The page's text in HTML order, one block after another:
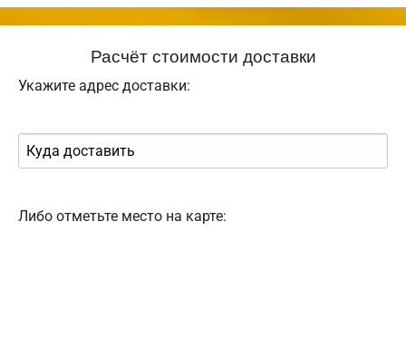
Расчёт стоимости доставки
Укажите адрес доставки:
Либо отметьте место на карте: